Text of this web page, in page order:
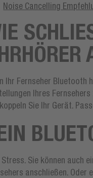
Noise Cancelling
Ihr Fernseher Bluetooth
Ihres
Sie Ihr Gerät.
Stress. Sie können auch
anschließen. Oder